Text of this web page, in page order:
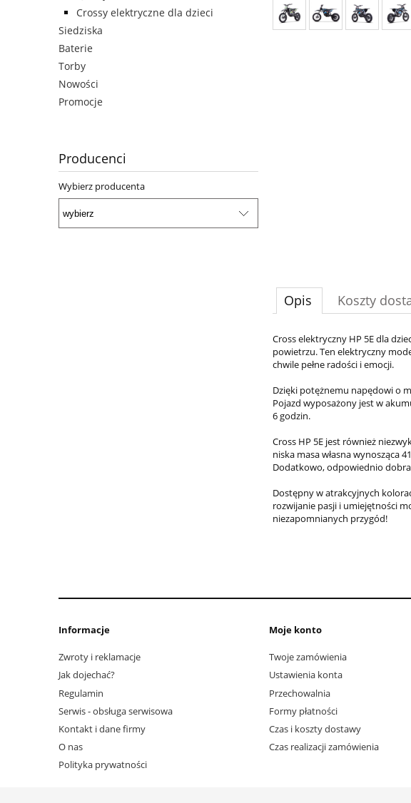
Crossy elektryczne dla dzieci
Siedziska
Baterie
Torby
Nowości
Promocje
Producenci
Wybierz producenta
Opis Koszty
Cross elektryczny HP 5E dla
powietrzu. Ten elektryczny
chwile pełne radości i emocji.
Dzięki potężnemu napędowi o
Pojazd wyposażony jest w
6 godzin.
Cross HP 5E jest również
niska masa własna wynosząca
Dodatkowo, odpowiednio
Dostępny w atrakcyjnych
rozwijanie pasji i umiejętności
niezapomnianych przygód!
Informacje
Zwroty i reklamacje
Jak dojechać?
Regulamin
Serwis - obsługa serwisowa
Kontakt i dane firmy
O nas
Polityka prywatności
Moje konto
Twoje zamówienia
Ustawienia konta
Przechowalnia
Formy płatności
Czas i koszty dostawy
Czas realizacji zamówienia